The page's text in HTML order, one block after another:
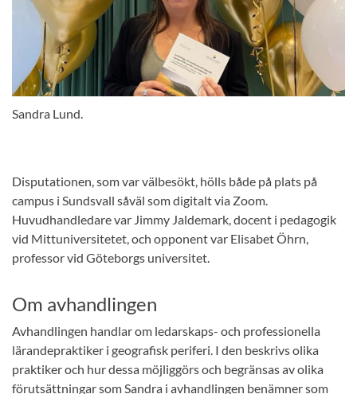
Sandra Lund.
Disputationen, som var välbesökt, hölls både på plats på
campus i Sundsvall såväl som digitalt via Zoom.
Huvudhandledare var Jimmy Jaldemark, docent i pedagogik
vid Mittuniversitetet, och opponent var Elisabet Öhrn,
professor vid Göteborgs universitet.
Om avhandlingen
Avhandlingen handlar om ledarskaps- och professionella
lärandepraktiker i geografisk periferi. I den beskrivs olika
praktiker och hur dessa möjliggörs och begränsas av olika
förutsättningar som Sandra i avhandlingen benämner som